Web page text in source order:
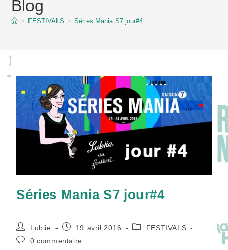
contentBlog
> FESTIVALS > Séries Mania S7 jour#4
Séries Mania S7 jour#4
Auteur/autrice
de
la
Lubiie
Publication
19 avril 2016
PostFESTIVALS
Commentaires
0 commentaire